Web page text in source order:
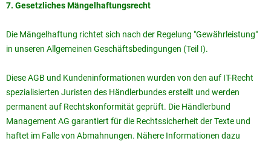
7. Gesetzliches Mängelhaftungsrecht
Die Mängelhaftung richtet sich nach der Regelung "Gewährleistung"
in unseren Allgemeinen Geschäftsbedingungen (Teil I).
Diese AGB und Kundeninformationen wurden von den auf IT-Recht
spezialisierten Juristen des Händlerbundes erstellt und werden
permanent auf Rechtskonformität geprüft. Die Händlerbund
Management AG garantiert für die Rechtssicherheit der Texte und
haftet im Falle von Abmahnungen. Nähere Informationen dazu